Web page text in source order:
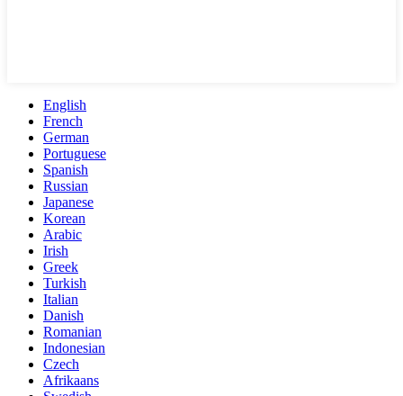
English
French
German
Portuguese
Spanish
Russian
Japanese
Korean
Arabic
Irish
Greek
Turkish
Italian
Danish
Romanian
Indonesian
Czech
Afrikaans